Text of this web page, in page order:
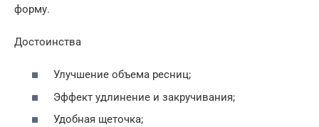
форму.
Достоинства
Улучшение объема ресниц;
Эффект удлинение и закручивания;
Удобная щеточка;